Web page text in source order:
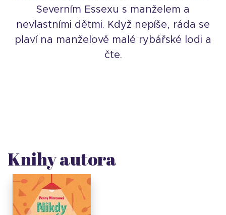
Severním Essexu s manželem a
nevlastními dětmi. Když nepíše, ráda se
plaví na manželově malé rybářské lodi a
čte.
Knihy autora